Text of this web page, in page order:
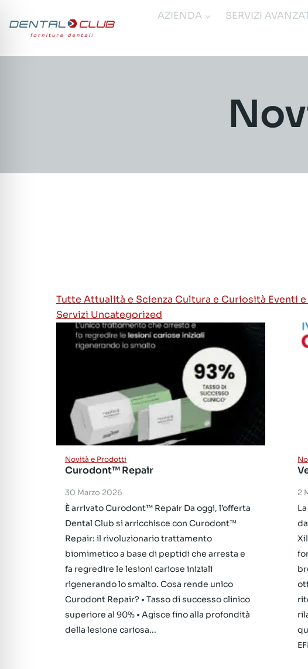
contenuto
AZIENDA SERVIZI
Tutte Attualità e Scienza Cultura e Curiosità Eventi
Servizi Uncategorized
Novità e Prodotti
Curodont™ Repair
30 Marzo 2026
È arrivato Curodont™ Repair Da oggi, l’offerta
Dental Club si arricchisce con Curodont™
Repair: il rivoluzionario trattamento
biomimetico a base di peptidi che arresta e
fa regredire le lesioni cariose iniziali
rigenerando lo smalto. Cosa rende unico
Curodont Repair? • Tasso di successo clinico
superiore al 90% • Agisce fino alla profondità
della lesione cariosa...
2